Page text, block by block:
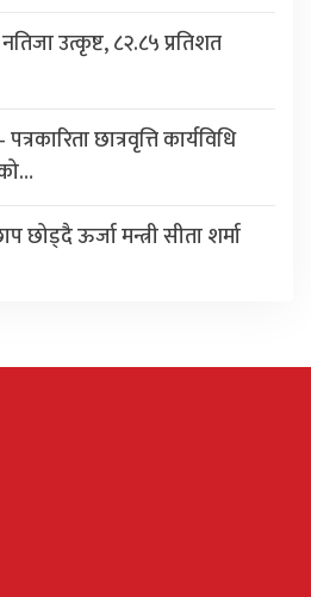
उत्कृष्ट, ८२.८५ प्रतिशत
छात्रवृत्ति कार्यविधि
छोड्दै ऊर्जा मन्त्री सीता शर्मा